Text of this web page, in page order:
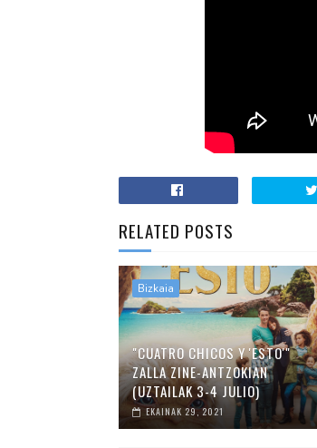
RELATED POSTS
Bizkaia
"CUATRO CHICOS Y 'ESTO'"
ZALLA ZINE-ANTZOKIAN
(UZTAILAK 3-4 JULIO)
EKAINAK 29, 2021